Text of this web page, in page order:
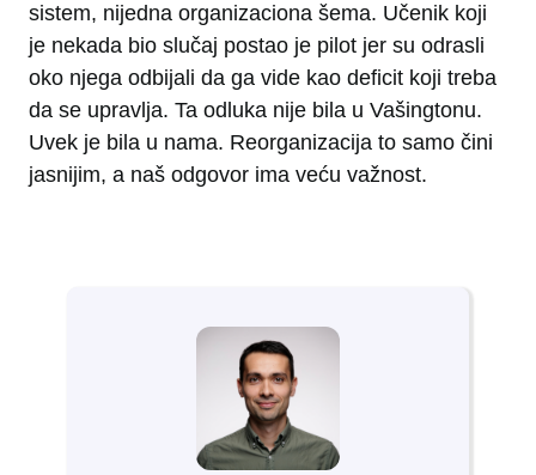
sistem, nijedna organizaciona šema. Učenik koji
je nekada bio slučaj postao je pilot jer su odrasli
oko njega odbijali da ga vide kao deficit koji treba
da se upravlja. Ta odluka nije bila u Vašingtonu.
Uvek je bila u nama. Reorganizacija to samo čini
jasnijim, a naš odgovor ima veću važnost.